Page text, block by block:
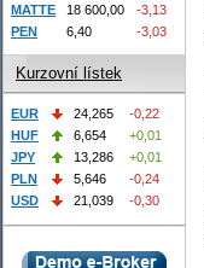
MATTE
18 600,00
-3,13
PEN
6,40 -3,03
Kurzovní lístek
EUR 24,265
-0,22
HUF
6,654
+0,01
JPY
13,286
+0,01
PLN
5,646
-0,24
USD
21,039 -0,30